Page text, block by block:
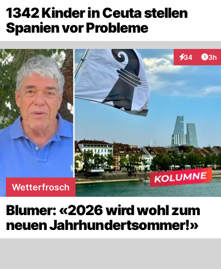
1342 Kinder in Ceuta stellen
Spanien vor Probleme
34
Interaktionen
3h
Wetterfrosch
Blumer: «2026 wird wohl zum
neuen Jahrhundertsommer!»